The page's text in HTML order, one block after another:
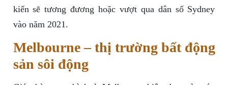
kiến sẽ tương đương hoặc vượt qua dân số Sydney
vào năm 2021.
Melbourne – thị trường bất động
sản sôi động